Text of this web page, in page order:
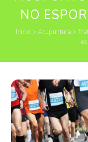
NO
Início > Acupuntura >